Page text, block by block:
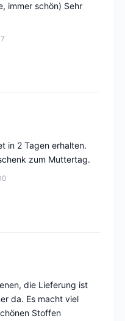
immer schön) Sehr
in 2 Tagen erhalten.
zum Muttertag.
die Lieferung ist
da. Es macht viel
Stoffen